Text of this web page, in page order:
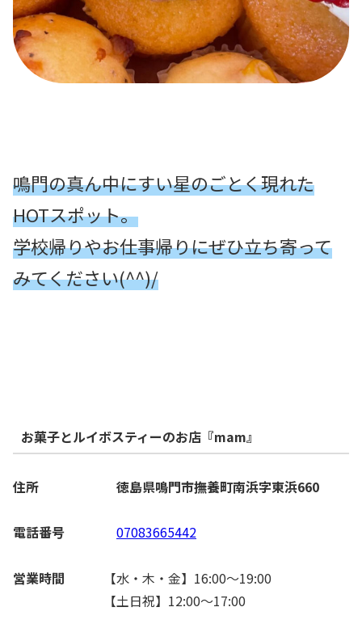
鳴門の真ん中にすい星のごとく現れた
HOTスポット。
学校帰りやお仕事帰りにぜひ立ち寄って
みてください(^^)/
お菓子とルイボスティーのお店『mam』
住所 徳島県鳴門市撫養町南浜字東浜660
電話番号 07083665442
営業時間
【水・木・金】16:00〜19:00
【土日祝】12:00〜17:00